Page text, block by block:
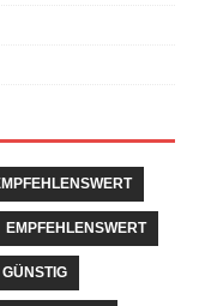
EMPFEHLENSWERT
GÜNSTIG